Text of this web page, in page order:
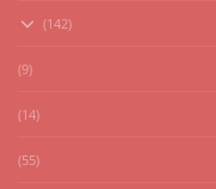
(142)
(9)
(14)
(55)